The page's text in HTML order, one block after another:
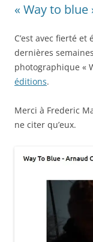
« Way to
C’est avec fierté
dernières
photographique «
éditions.
Merci à Frederic
ne citer qu’eux.